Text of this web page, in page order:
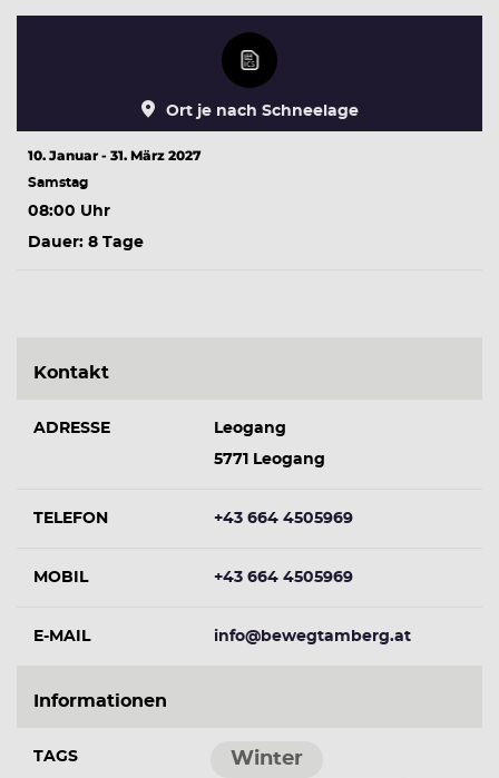
Ort je nach Schneelage
10. Januar - 31. März 2027
Samstag
08:00 Uhr
Dauer: 8 Tage
Kontakt
ADRESSE
Leogang
5771 Leogang
TELEFON +43 664 4505969
MOBIL +43 664 4505969
E-MAIL info@bewegtamberg.at
Informationen
TAGS Winter